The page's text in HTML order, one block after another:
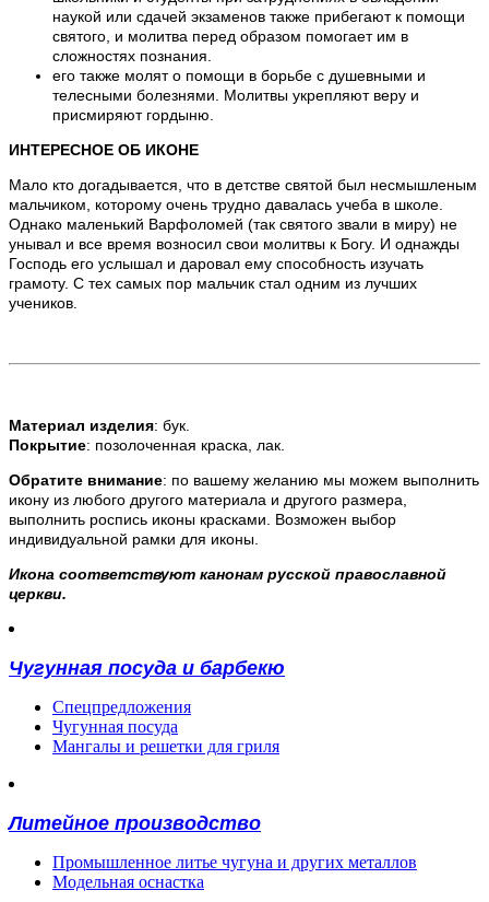
наукой или сдачей экзаменов также прибегают к помощи
святого, и молитва перед образом помогает им в
сложностях познания.
его также молят о помощи в борьбе с душевными и
телесными болезнями. Молитвы укрепляют веру и
присмиряют гордыню.
ИНТЕРЕСНОЕ ОБ ИКОНЕ
Мало кто догадывается, что в детстве святой был несмышленым
мальчиком, которому очень трудно давалась учеба в школе.
Однако маленький Варфоломей (так святого звали в миру) не
унывал и все время возносил свои молитвы к Богу. И однажды
Господь его услышал и даровал ему способность изучать
грамоту. С тех самых пор мальчик стал одним из лучших
учеников.
Материал изделия: бук.
Покрытие: позолоченная краска, лак.
Обратите внимание: по вашему желанию мы можем выполнить
икону из любого другого материала и другого размера,
выполнить роспись иконы красками. Возможен выбор
индивидуальной рамки для иконы.
Икона соответствуют канонам русской православной
церкви.
Чугунная посуда и барбекю
Спецпредложения
Чугунная посуда
Мангалы и решетки для гриля
Литейное производство
Промышленное литье чугуна и других металлов
Модельная оснастка